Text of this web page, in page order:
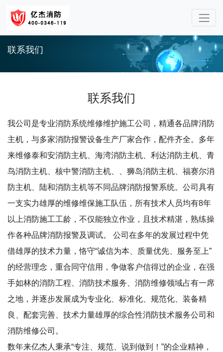
联系我们
联系我们
我公司是专业消防系统维修维护施工公司，精通各品牌消防
主机，与多家消防报警设备生产厂家合作，配件齐全。多年
来维修泰和安消防主机、海湾消防主机、利达消防主机、青
鸟消防主机、核中警消防主机、、狮岛消防主机、福赛尔消
防主机、陆和消防主机等不同品牌消防报警系统。公司具有
一支实力雄厚的维修维保施工队伍，所有技术人员均有8年
以上消防施工工龄，不仅能独立作业，且技术精湛，熟练操
作各种品牌消防报警及调试。 公司在多年的发展过程中凭
借雄厚的技术力量，恪守“诚信为本、质量优先、服务至上”
的经营理念，重合同守信用，争做客户信得过的企业，在强
手如林的消防工程、消防技术服务、消防维修领域占有一席
之地，并逐步发展成为专业化、标准化、规范化、装备精
良、配套完善、技术力量雄厚的综合性消防技术服务公司和
消防维修公司。
数年来亿杰人秉承“专注、规范、说到做到！”的企业精神，